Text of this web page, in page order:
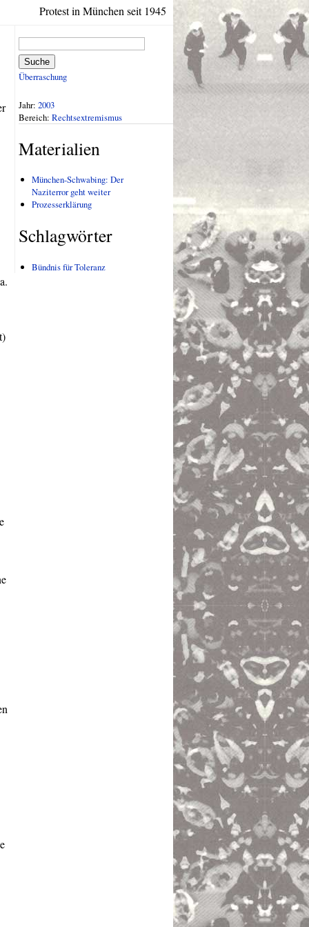
Protest in München seit 1945
Suche
Überraschung
Jahr: 2003
Bereich: Rechtsextremismus
Materialien
München-Schwabing: Der
Naziterror geht weiter
Prozesserklärung
Schlagwörter
Bündnis für Toleranz